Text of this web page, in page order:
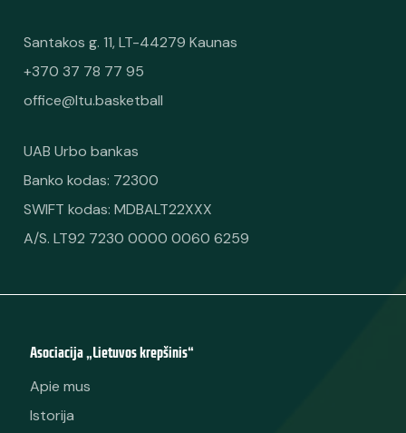
Santakos g. 11, LT-44279 Kaunas
+370 37 78 77 95
office@ltu.basketball
UAB Urbo bankas
Banko kodas: 72300
SWIFT kodas: MDBALT22XXX
A/S. LT92 7230 0000 0060 6259
Asociacija „Lietuvos krepšinis“
Apie mus
Istorija